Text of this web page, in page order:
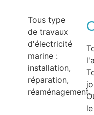
Tous type
de travaux
d'électricité
marine :
installation,
réparation,
réaménagement...